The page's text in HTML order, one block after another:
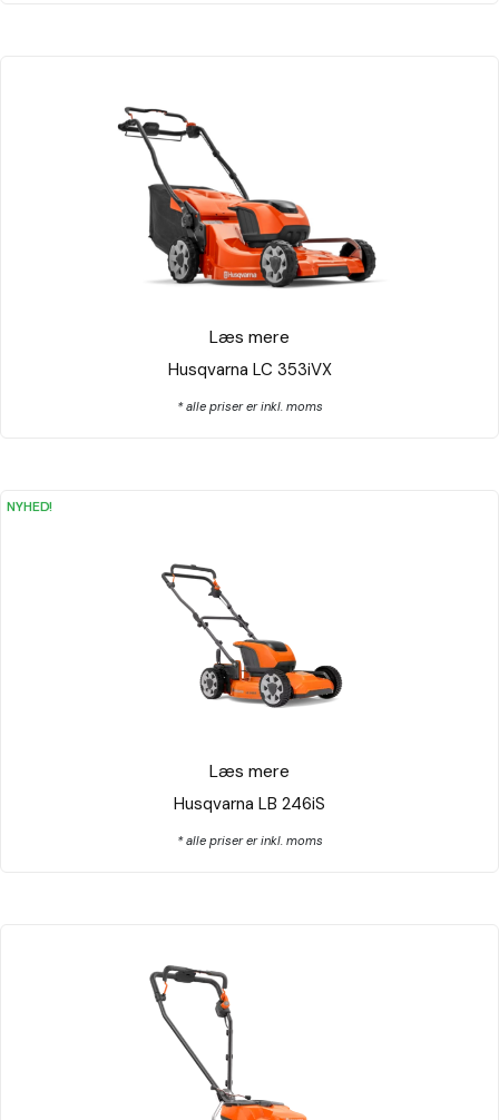
Husqvarna LC 353iVX
Læs mere
* alle priser er inkl. moms
Husqvarna LB 246iS
Læs mere
NYHED!
* alle priser er inkl. moms